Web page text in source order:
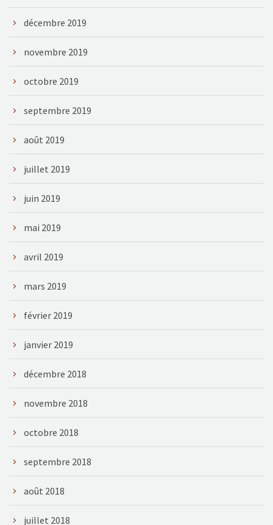
décembre 2019
novembre 2019
octobre 2019
septembre 2019
août 2019
juillet 2019
juin 2019
mai 2019
avril 2019
mars 2019
février 2019
janvier 2019
décembre 2018
novembre 2018
octobre 2018
septembre 2018
août 2018
juillet 2018